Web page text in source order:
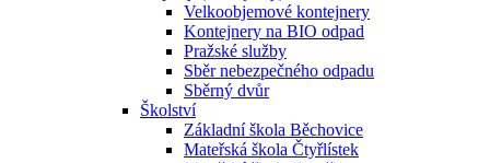
Velkoobjemové kontejnery
Kontejnery na BIO odpad
Pražské služby
Sběr nebezpečného odpadu
Sběrný dvůr
Školství
Základní škola Běchovice
Mateřská škola Čtyřlístek